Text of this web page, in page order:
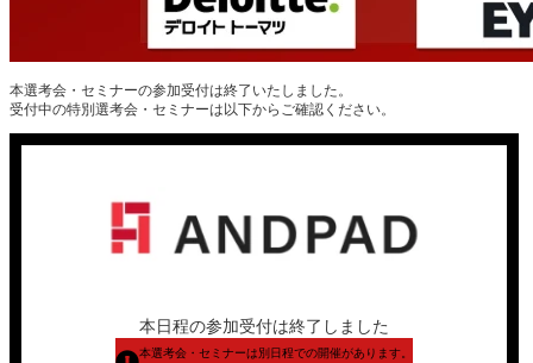
本選考会・セミナーの参加受付は終了いたしました。
受付中の特別選考会・セミナーは以下からご確認ください。
本日程の参加受付は終了しました
本選考会・セミナーは別日程での開催があります。